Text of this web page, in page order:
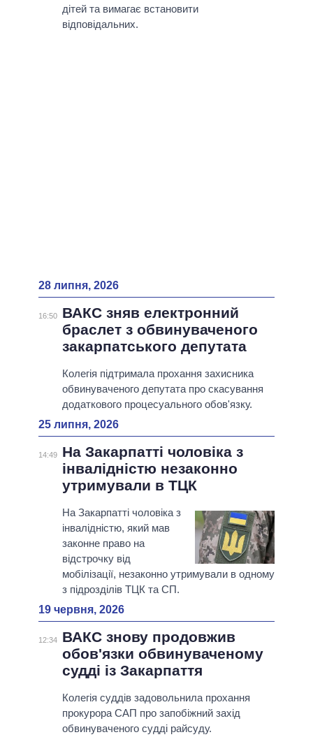
дітей та вимагає встановити
відповідальних.
28 липня, 2026
16:50
ВАКС зняв електронний
браслет з обвинуваченого
закарпатського депутата
Колегія підтримала прохання захисника
обвинуваченого депутата про скасування
додаткового процесуального обов'язку.
25 липня, 2026
14:49
На Закарпатті чоловіка з
інвалідністю незаконно
утримували в ТЦК
На Закарпатті чоловіка з
інвалідністю, який мав
законне право на
відстрочку від
мобілізації, незаконно утримували в одному
з підрозділів ТЦК та СП.
19 червня, 2026
12:34
ВАКС знову продовжив
обов'язки обвинуваченому
судді із Закарпаття
Колегія суддів задовольнила прохання
прокурора САП про запобіжний захід
обвинуваченого судді райсуду.